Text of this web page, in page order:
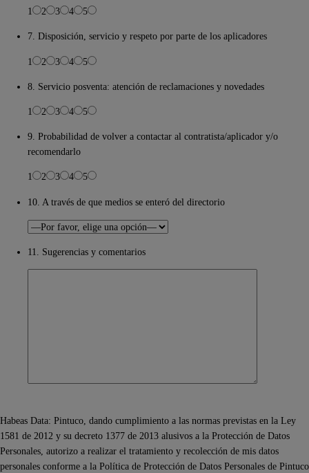
1 2 3 4 5
7. Disposición, servicio y respeto por parte de los aplicadores
1 2 3 4 5
8. Servicio posventa: atención de reclamaciones y novedades
1 2 3 4 5
9. Probabilidad de volver a contactar al contratista/aplicador y/o
recomendarlo
1 2 3 4 5
10. A través de que medios se enteró del directorio
11. Sugerencias y comentarios
Habeas Data: Pintuco, dando cumplimiento a las normas previstas en la Ley
1581 de 2012 y su decreto 1377 de 2013 alusivos a la Protección de Datos
Personales, autorizo a realizar el tratamiento y recolección de mis datos
personales conforme a la Política de Protección de Datos Personales de Pintuco